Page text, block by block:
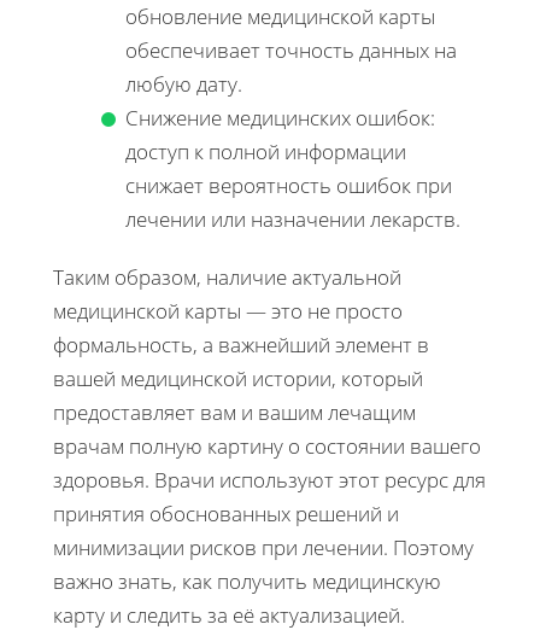
обновление медицинской карты
обеспечивает точность данных на
любую дату.
Снижение медицинских ошибок:
доступ к полной информации
снижает вероятность ошибок при
лечении или назначении лекарств.
Таким образом, наличие актуальной
медицинской карты — это не просто
формальность, а важнейший элемент в
вашей медицинской истории, который
предоставляет вам и вашим лечащим
врачам полную картину о состоянии вашего
здоровья. Врачи используют этот ресурс для
принятия обоснованных решений и
минимизации рисков при лечении. Поэтому
важно знать, как получить медицинскую
карту и следить за её актуализацией.